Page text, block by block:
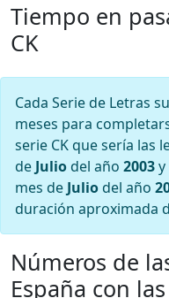
Tiempo en
CK
Cada Serie de Letras
meses para
serie CK que sería las
de Julio del año 2003y
mes de Julio del año
duración aproximada
Números de
España con